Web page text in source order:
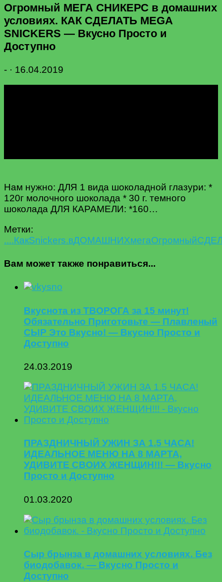
Огромный МЕГА СНИКЕРС в домашних
условиях. КАК СДЕЛАТЬ MEGA
SNICKERS — Вкусно Просто и
Доступно
- · 16.04.2019
Нам нужно: ДЛЯ 1 вида шоколадной глазури: *
120г молочного шоколада * 30 г. темного
шоколада ДЛЯ КАРАМЕЛИ: *160…
Метки:
....КакSnickers.вДОМАШНИХмегаОгромный
Вам может также понравиться...
Вкуснота из ТВОРОГА за 15 минут!
Обязательно Приготовьте — Плавленый
СЫР Это Вкусно! — Вкусно Просто и
Доступно
24.03.2019
ПРАЗДНИЧНЫЙ УЖИН ЗА 1.5 ЧАСА!
ИДЕАЛЬНОЕ МЕНЮ НА 8 МАРТА,
УДИВИТЕ СВОИХ ЖЕНЩИН!!! — Вкусно
Просто и Доступно
01.03.2020
Сыр брынза в домашних условиях. Без
биодобавок. — Вкусно Просто и
Доступно